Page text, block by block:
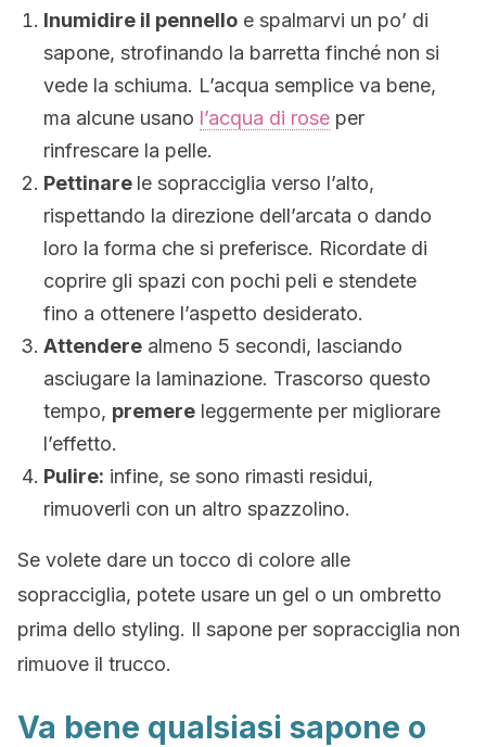
Inumidire il pennello e spalmarvi un po’ di
sapone, strofinando la barretta finché non si
vede la schiuma. L’acqua semplice va bene,
ma alcune usano l’acqua di rose per
rinfrescare la pelle.
Pettinare le sopracciglia verso l’alto,
rispettando la direzione dell’arcata o dando
loro la forma che si preferisce. Ricordate di
coprire gli spazi con pochi peli e stendete
fino a ottenere l’aspetto desiderato.
Attendere almeno 5 secondi, lasciando
asciugare la laminazione. Trascorso questo
tempo, premere leggermente per migliorare
l’effetto.
Pulire: infine, se sono rimasti residui,
rimuoverli con un altro spazzolino.
Se volete dare un tocco di colore alle
sopracciglia, potete usare un gel o un ombretto
prima dello styling. Il sapone per sopracciglia non
rimuove il trucco.
Va bene qualsiasi sapone o